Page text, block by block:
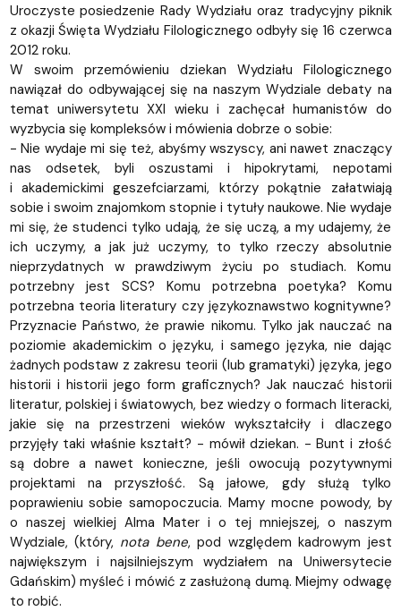
Uroczyste posiedzenie Rady Wydziału oraz tradycyjny piknik
z okazji Święta Wydziału Filologicznego odbyły się 16 czerwca
2012 roku.
W swoim przemówieniu dziekan Wydziału Filologicznego
nawiązał do odbywającej się na naszym Wydziale debaty na
temat uniwersytetu XXI wieku i zachęcał humanistów do
wyzbycia się kompleksów i mówienia dobrze o sobie:
- Nie wydaje mi się też, abyśmy wszyscy, ani nawet znaczący
nas odsetek, byli oszustami i hipokrytami, nepotami
i akademickimi geszefciarzami, którzy pokątnie załatwiają
sobie i swoim znajomkom stopnie i tytuły naukowe. Nie wydaje
mi się, że studenci tylko udają, że się uczą, a my udajemy, że
ich uczymy, a jak już uczymy, to tylko rzeczy absolutnie
nieprzydatnych w prawdziwym życiu po studiach. Komu
potrzebny jest SCS? Komu potrzebna poetyka? Komu
potrzebna teoria literatury czy językoznawstwo kognitywne?
Przyznacie Państwo, że prawie nikomu. Tylko jak nauczać na
poziomie akademickim o języku, i samego języka, nie dając
żadnych podstaw z zakresu teorii (lub gramatyki) języka, jego
historii i historii jego form graficznych? Jak nauczać historii
literatur, polskiej i światowych, bez wiedzy o formach literacki,
jakie się na przestrzeni wieków wykształciły i dlaczego
przyjęły taki właśnie kształt? - mówił dziekan. - Bunt i złość
są dobre a nawet konieczne, jeśli owocują pozytywnymi
projektami na przyszłość. Są jałowe, gdy służą tylko
poprawieniu sobie samopoczucia. Mamy mocne powody, by
o naszej wielkiej Alma Mater i o tej mniejszej, o naszym
Wydziale, (który, nota bene, pod względem kadrowym jest
największym i najsilniejszym wydziałem na Uniwersytecie
Gdańskim) myśleć i mówić z zasłużoną dumą. Miejmy odwagę
to robić.